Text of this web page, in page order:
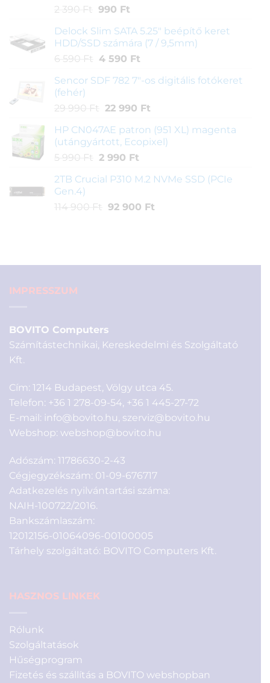
2 390 Ft Original
was:
2
390 Ft.
990 FtCurrent
is:
990 Ft.
Delock Slim SATA 5.25" beépítő keret
HDD/SSD számára (7 / 9,5mm)
6 590 Ft Original
was:
590 Ft.
4 590 FtCurrent
is:
590 Ft.
Sencor SDF 782 7"-os digitális fotókeret
(fehér)
29 990 Ft Original
was:
29
990 Ft.
22 990 FtCurrent
is:
22
HP CN047AE patron (951 XL) magenta
(utángyártott, Ecopixel)
5 990 Ft Original
was:
990 Ft.
2 990 FtCurrent
is:
990 Ft.
2TB Crucial P310 M.2 NVMe SSD (PCIe
Gen.4)
114 900 Ft Original
92 900 FtCurrent
IMPRESSZUM
BOVITO Computers
Számítástechnikai, Kereskedelmi és Szolgáltató
Kft.
Cím: 1214 Budapest, Völgy utca 45.
Telefon: +36 1 278-09-54 +36 1 445-27-72
E-mail: info@bovito.hu szerviz@bovito.hu
Webshop: webshop@bovito.hu
Adószám: 11786630-2-43
Cégjegyzékszám: 01-09-676717
Adatkezelés nyilvántartási száma:
NAIH-100722/2016.
Bankszámlaszám:
12012156-01064096-00100005
Tárhely szolgáltató: BOVITO Computers Kft.
HASZNOS LINKEK
Rólunk
Szolgáltatások
Hűségprogram
Fizetés és szállítás a BOVITO webshopban